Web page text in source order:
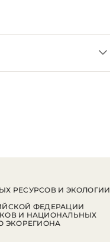
РЕСУРСОВ И ЭКОЛОГИИ
ФЕДЕРАЦИИ
И НАЦИОНАЛЬНЫХ
ЭКОРЕГИОНА